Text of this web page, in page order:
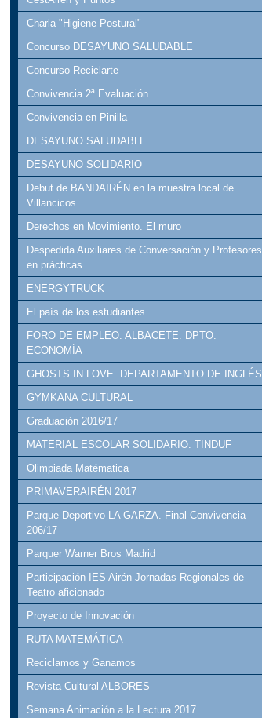
Charla "Higiene Postural"
Concurso DESAYUNO SALUDABLE
Concurso Reciclarte
Convivencia 2ª Evaluación
Convivencia en Pinilla
DESAYUNO SALUDABLE
DESAYUNO SOLIDARIO
Debut de BANDAIRÉN en la muestra local de
Villancicos
Derechos en Movimiento. El muro
Despedida Auxiliares de Conversación y Profesores
en prácticas
ENERGYTRUCK
El país de los estudiantes
FORO DE EMPLEO. ALBACETE. DPTO.
ECONOMÍA
GHOSTS IN LOVE. DEPARTAMENTO DE INGLÉS
GYMKANA CULTURAL
Graduación 2016/17
MATERIAL ESCOLAR SOLIDARIO. TINDUF
Olimpiada Matématica
PRIMAVERAIRÉN 2017
Parque Deportivo LA GARZA. Final Convivencia
206/17
Parquer Warner Bros Madrid
Participación IES Airén Jornadas Regionales de
Teatro aficionado
Proyecto de Innovación
RUTA MATEMÁTICA
Reciclamos y Ganamos
Revista Cultural ALBORES
Semana Animación a la Lectura 2017